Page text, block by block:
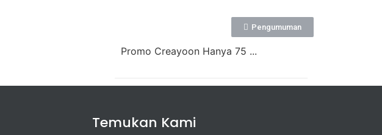
Pengumuman
Promo Creayoon Hanya 75 ...
Temukan Kami